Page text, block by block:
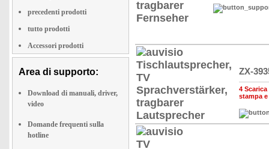
precedenti prodotti
tutto prodotti
Accessori prodotti
Area di supporto:
Download di manuali, driver,
video
Domande frequenti sulla
hotline
ZX-
4
stampa